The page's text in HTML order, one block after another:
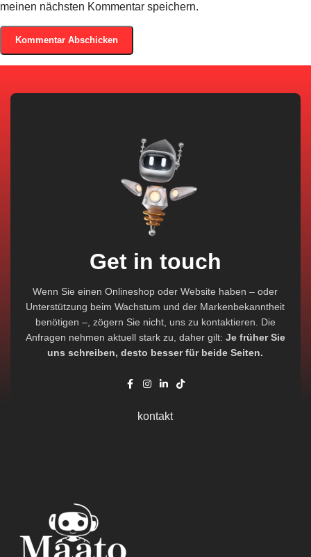
meinen nächsten Kommentar speichern.
Get in touch
Wenn Sie einen Onlineshop oder Website haben – oder
Unterstützung beim Wachstum und der Markenbekanntheit
benötigen –, zögern Sie nicht, uns zu kontaktieren. Die
Anfragen nehmen aktuell stark zu, daher gilt: Je früher Sie
uns schreiben, desto besser für beide Seiten.
kontakt